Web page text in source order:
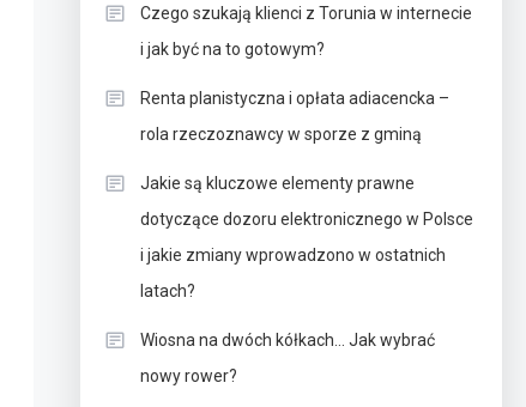
Czego szukają klienci z Torunia w internecie
i jak być na to gotowym?
Renta planistyczna i opłata adiacencka –
rola rzeczoznawcy w sporze z gminą
Jakie są kluczowe elementy prawne
dotyczące dozoru elektronicznego w Polsce
i jakie zmiany wprowadzono w ostatnich
latach?
Wiosna na dwóch kółkach… Jak wybrać
nowy rower?